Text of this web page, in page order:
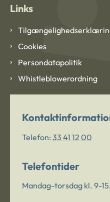
Links
Cookies
Persondatapolitik
Whistleblowerordning
Telefon: 33 41 12 00
Telefontider
Mandag-torsdag kl. 9-